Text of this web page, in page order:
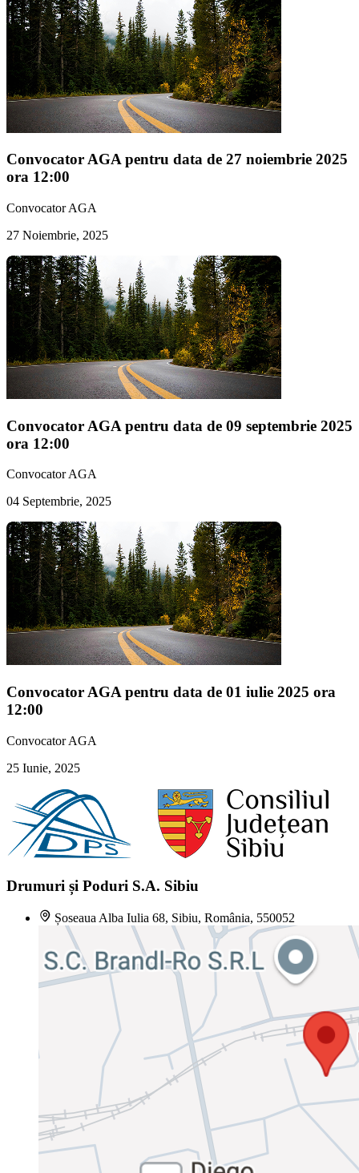
Convocator AGA pentru data de 27 noiembrie 2025
ora 12:00
Convocator AGA
27 Noiembrie, 2025
Convocator AGA pentru data de 09 septembrie 2025
ora 12:00
Convocator AGA
04 Septembrie, 2025
Convocator AGA pentru data de 01 iulie 2025 ora
12:00
Convocator AGA
25 Iunie, 2025
Drumuri și Poduri S.A. Sibiu
Șoseaua Alba Iulia 68, Sibiu, România, 550052